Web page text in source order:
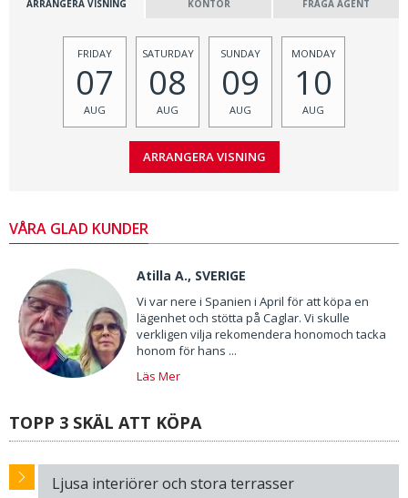
ARRANGERA VISNING KONTOR FRÅGA AGENT
FRIDAY
07
AUG
SATURDAY
08
AUG
SUNDAY
09
AUG
MONDAY
10
AUG
VÅRA GLAD KUNDER
Atilla A., SVERIGE
Vi var nere i Spanien i April för att köpa en
lägenhet och stötta på Caglar. Vi skulle
verkligen vilja rekomendera honomoch tacka
honom för hans ...
Läs Mer
TOPP 3 SKÄL ATT KÖPA
Ljusa interiörer och stora terrasser